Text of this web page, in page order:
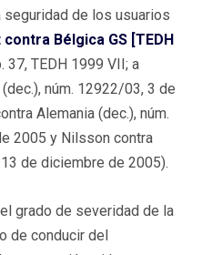
seguridad de los usuarios
Bélgica GS [TEDH
37, TEDH 1999 VII; a
núm. 12922/03, 3 de
Alemania (dec.), núm.
2005 y Nilsson contra
de diciembre de 2005).
grado de severidad de la
de conducir del